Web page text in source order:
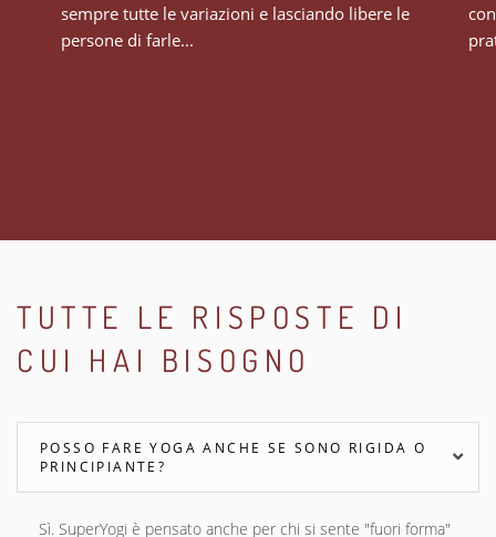
sempre tutte le variazioni e lasciando libere le
persone di farle...
TUTTE LE RISPOSTE DI
CUI HAI BISOGNO
POSSO FARE YOGA ANCHE SE SONO RIGIDA O
PRINCIPIANTE?
Sì. SuperYogi è pensato anche per chi si sente "fuori forma"